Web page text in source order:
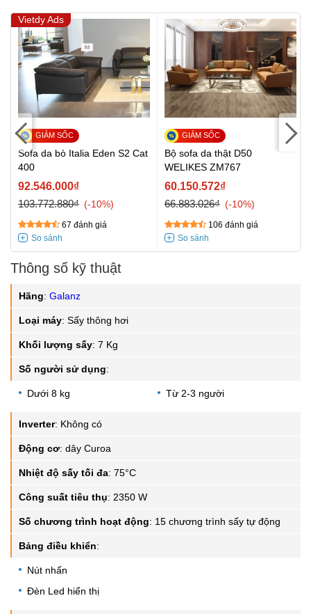
Vietdy Ads
Sofa da bò Italia Eden S2 Cat
400
92.546.000₫
103.772.880₫
-10%
67 đánh giá
Bộ sofa da thật D50
WELIKES ZM767
60.150.572₫
66.883.026₫
-10%
106 đánh giá
Thông số kỹ thuật
Hãng: Galanz
Loại máy: Sấy thông hơi
Khối lượng sấy: 7 Kg
Số người sử dụng:
Dưới 8 kg Từ 2-3 người
Inverter: Không có
Động cơ: dây Curoa
Nhiệt độ sấy tối đa: 75°C
Công suất tiêu thụ: 2350 W
Số chương trình hoạt động: 15 chương trình sấy tự động
Bảng điều khiển:
Nút nhấn
Đèn Led hiển thị